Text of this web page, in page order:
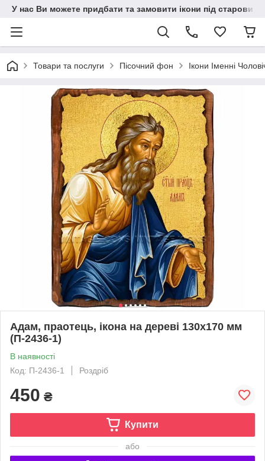
У нас Ви можете придбати та замовити ікони під
Товари та послуги Пісочний фон Ікони Іменні
Адам, праотець, ікона на дереві 130х170 мм
(П-2436-1)
В наявності
Код: П-2436-1
Роздріб
450 ₴
Купити
або